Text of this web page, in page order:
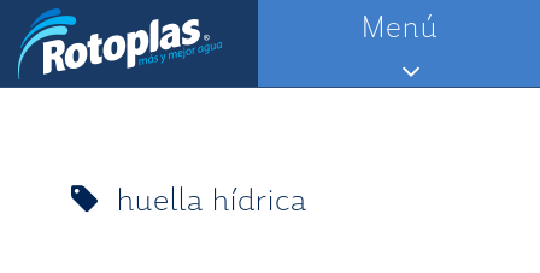
Saltar
contenido
Menú
huella hídrica